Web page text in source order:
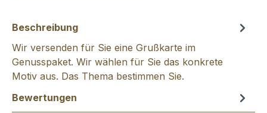
Beschreibung
Wir versenden für Sie eine Grußkarte im
Genusspaket. Wir wählen für Sie das konkrete
Motiv aus. Das Thema bestimmen Sie.
Bewertungen